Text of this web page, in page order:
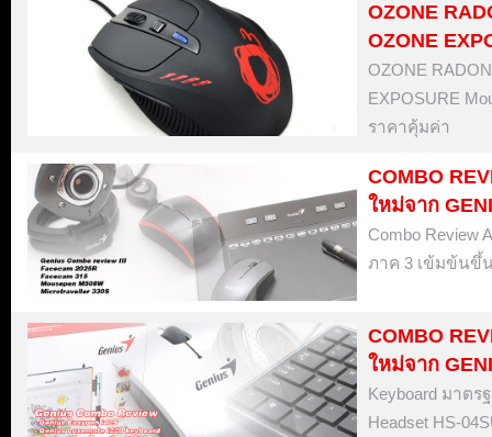
OZONE
OZONE
OZONE
EXPOSURE
ราคาคุ้มค่า
COMBO
ใหม่จาก
Combo Review
ภาค 3 เข้มข้นขึ้น
COMBO
ใหม่จาก
Keyboard มาตร
Headset HS-